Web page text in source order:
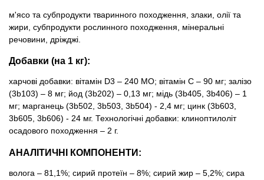
м'ясо та субпродукти тваринного походження, злаки, олії та
жири, субпродукти рослинного походження, мінеральні
речовини, дріжджі.
Добавки (на 1 кг):
харчові добавки: вітамін D3 – 240 МО; вітамін С – 90 мг; залізо
(3b103) – 8 мг; йод (3b202) – 0,13 мг; мідь (3b405, 3b406) – 1
мг; марганець (3b502, 3b503, 3b504) - 2,4 мг; цинк (3b603,
3b605, 3b606) - 24 мг. Технологічні добавки: клиноптилоліт
осадового походження – 2 г.
АНАЛІТИЧНІ КОМПОНЕНТИ:
волога – 81,1%; сирий протеїн – 8%; сирий жир – 5,2%; сира